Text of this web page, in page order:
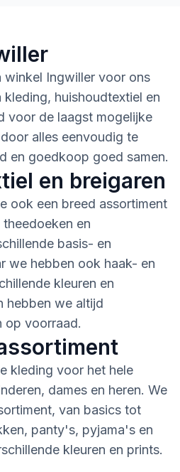
winkel Ingwiller voor ons
huishoudtextiel en
voor de laagst mogelijke
alles eenvoudig te
en goedkoop goed samen.
en breigaren
ook een breed assortiment
en
basis- en
we hebben ook haak- en
kleuren en
hebben we altijd
op voorraad.
kleding voor het hele
dames en heren. We
van basics tot
panty's, pyjama's en
kleuren en prints.